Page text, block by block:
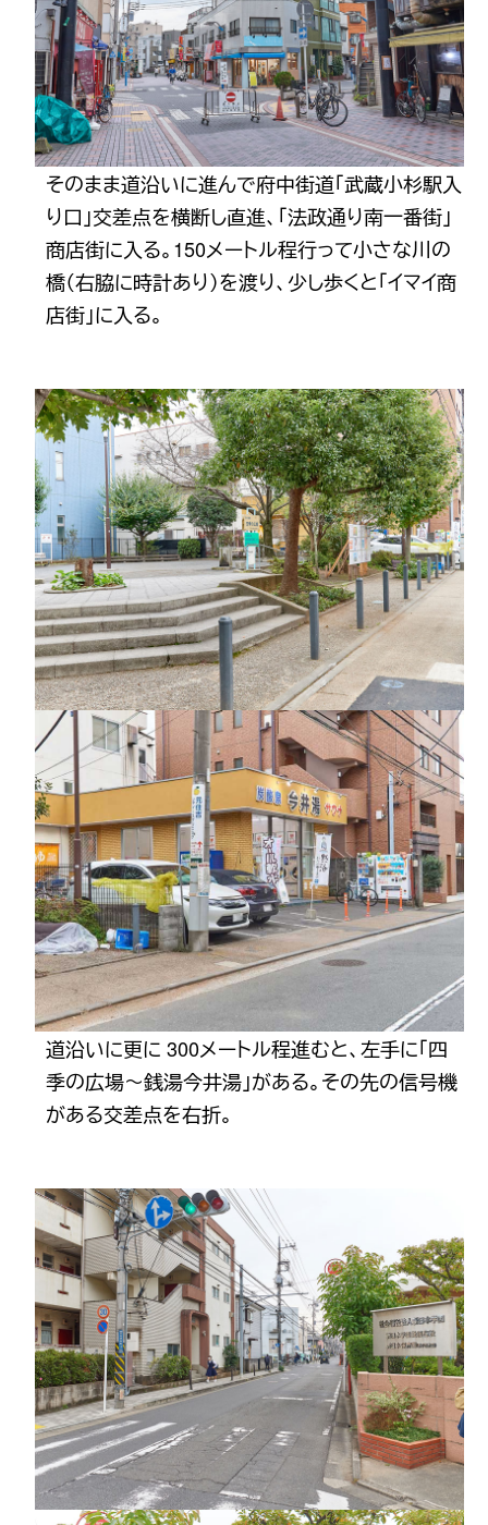
そのまま道沿いに進んで府中街道「武蔵小杉駅入
り口」交差点を横断し直進、「法政通り南一番街」
商店街に入る。150メートル程行って小さな川の
橋（右脇に時計あり）を渡り、少し歩くと「イマイ商
店街」に入る。
道沿いに更に 300メートル程進むと、左手に「四
季の広場〜銭湯今井湯」がある。その先の信号機
がある交差点を右折。